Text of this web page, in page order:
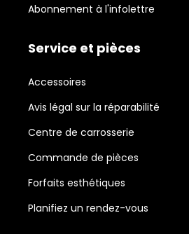
Abonnement à l'infolettre
Service et pièces
Accessoires
Avis légal sur la réparabilité
Centre de carrosserie
Commande de pièces
Forfaits esthétiques
Planifiez un rendez-vous